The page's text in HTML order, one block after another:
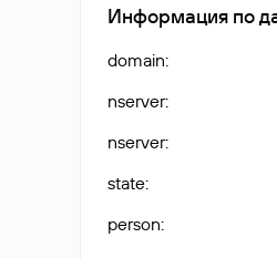
Информация по
domain:
nserver:
nserver:
state:
person: